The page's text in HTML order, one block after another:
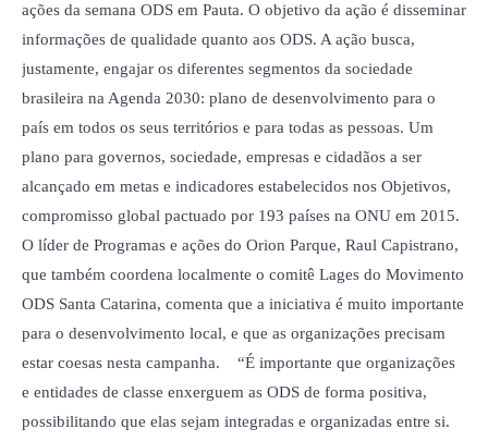
ações da semana ODS em Pauta. O objetivo da ação é disseminar
informações de qualidade quanto aos ODS. A ação busca,
justamente, engajar os diferentes segmentos da sociedade
brasileira na Agenda 2030: plano de desenvolvimento para o
país em todos os seus territórios e para todas as pessoas. Um
plano para governos, sociedade, empresas e cidadãos a ser
alcançado em metas e indicadores estabelecidos nos Objetivos,
compromisso global pactuado por 193 países na ONU em 2015.
O líder de Programas e ações do Orion Parque, Raul Capistrano,
que também coordena localmente o comitê Lages do Movimento
ODS Santa Catarina, comenta que a iniciativa é muito importante
para o desenvolvimento local, e que as organizações precisam
estar coesas nesta campanha. “É importante que organizações
e entidades de classe enxerguem as ODS de forma positiva,
possibilitando que elas sejam integradas e organizadas entre si.